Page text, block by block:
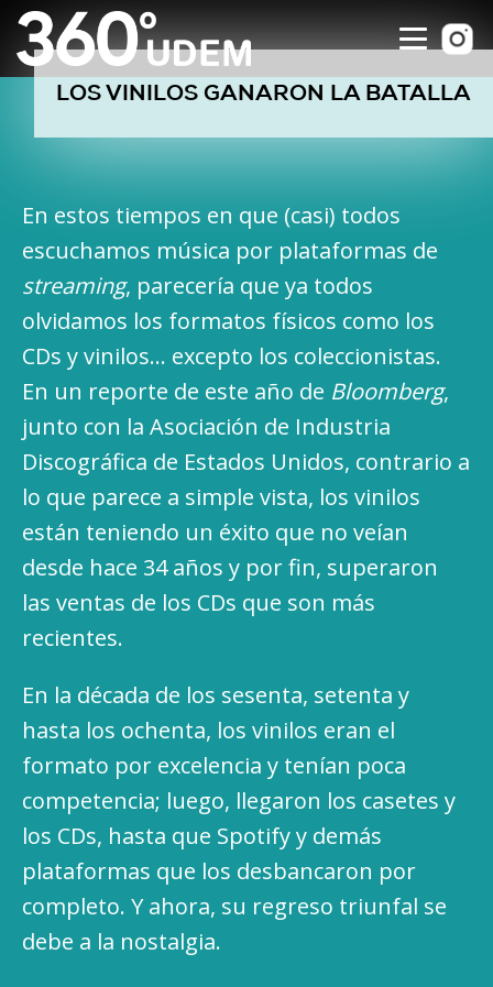
LOS VINILOS GANARON LA BATALLA
En estos tiempos en que (casi) todos
escuchamos música por plataformas de
streaming, parecería que ya todos
olvidamos los formatos físicos como los
CDs y vinilos… excepto los coleccionistas.
En un reporte de este año de Bloomberg,
junto con la Asociación de Industria
Discográfica de Estados Unidos, contrario a
lo que parece a simple vista, los vinilos
están teniendo un éxito que no veían
desde hace 34 años y por fin, superaron
las ventas de los CDs que son más
recientes.
En la década de los sesenta, setenta y
hasta los ochenta, los vinilos eran el
formato por excelencia y tenían poca
competencia; luego, llegaron los casetes y
los CDs, hasta que Spotify y demás
plataformas que los desbancaron por
completo. Y ahora, su regreso triunfal se
debe a la nostalgia.